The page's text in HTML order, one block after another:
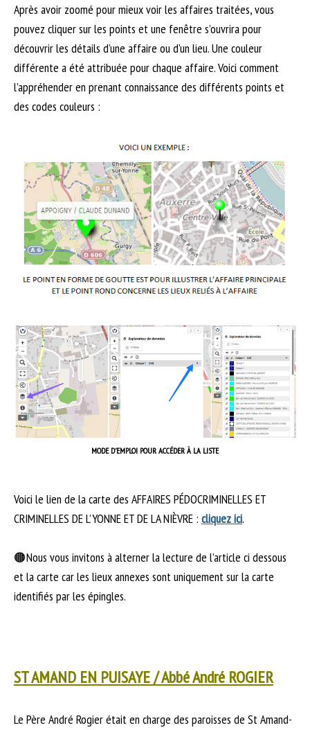
Après avoir zoomé pour mieux voir les affaires traitées, vous
pouvez cliquer sur les points et une fenêtre s’ouvrira pour
découvrir les détails d’une affaire ou d’un lieu. Une couleur
différente a été attribuée pour chaque affaire. Voici comment
l’appréhender en prenant connaissance des différents points et
des codes couleurs :
MODE D’EMPLOI POUR ACCÉDER À LA LISTE
Voici le lien de la carte des AFFAIRES PÉDOCRIMINELLES ET
CRIMINELLES DE L’YONNE ET DE LA NIÈVRE : cliquez ici.
🟠Nous vous invitons à alterner la lecture de l’article ci dessous
et la carte car les lieux annexes sont uniquement sur la carte
identifiés par les épingles.
ST AMAND EN PUISAYE / Abbé André ROGIER
Le Père André Rogier était en charge des paroisses de St Amand-